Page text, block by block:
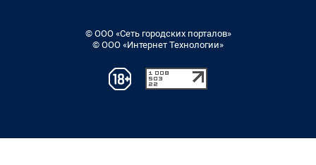
© ООО «Сеть городских порталов»
© ООО «Интернет Технологии»